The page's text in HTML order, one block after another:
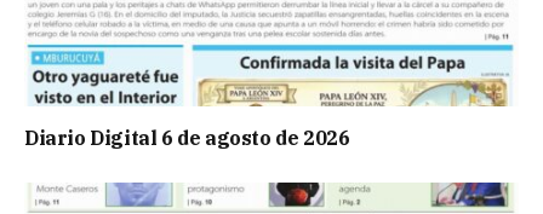
Diario Digital 6 de agosto de 2026